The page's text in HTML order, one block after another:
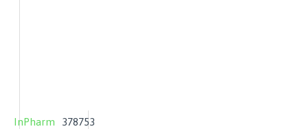
InPharm 378753